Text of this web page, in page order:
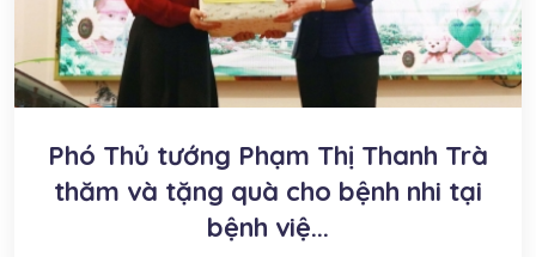
Phó Thủ tướng Phạm Thị Thanh Trà
thăm và tặng quà cho bệnh nhi tại
bệnh việ...